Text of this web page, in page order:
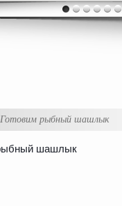
Готовим рыбный шашлык